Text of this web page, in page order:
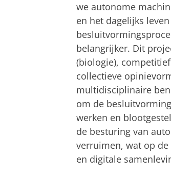
we autonome
en het dagelijks
belangrijker. Dit
(biologie),
collectieve
multidisciplinaire
om de
werken en
de besturing van
verruimen, wat op
en digitale